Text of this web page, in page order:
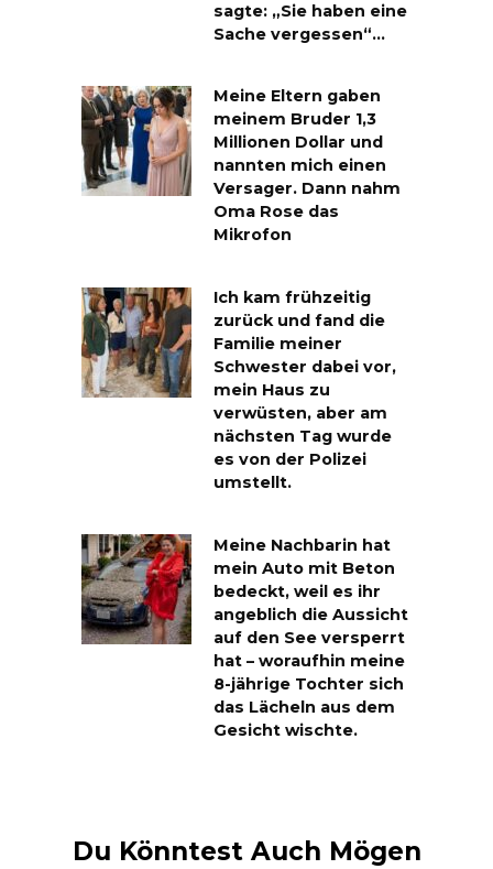
sagte: „Sie haben eine
Sache vergessen“…
Meine Eltern gaben
meinem Bruder 1,3
Millionen Dollar und
nannten mich einen
Versager. Dann nahm
Oma Rose das
Mikrofon
Ich kam frühzeitig
zurück und fand die
Familie meiner
Schwester dabei vor,
mein Haus zu
verwüsten, aber am
nächsten Tag wurde
es von der Polizei
umstellt.
Meine Nachbarin hat
mein Auto mit Beton
bedeckt, weil es ihr
angeblich die Aussicht
auf den See versperrt
hat – woraufhin meine
8-jährige Tochter sich
das Lächeln aus dem
Gesicht wischte.
Du Könntest Auch Mögen